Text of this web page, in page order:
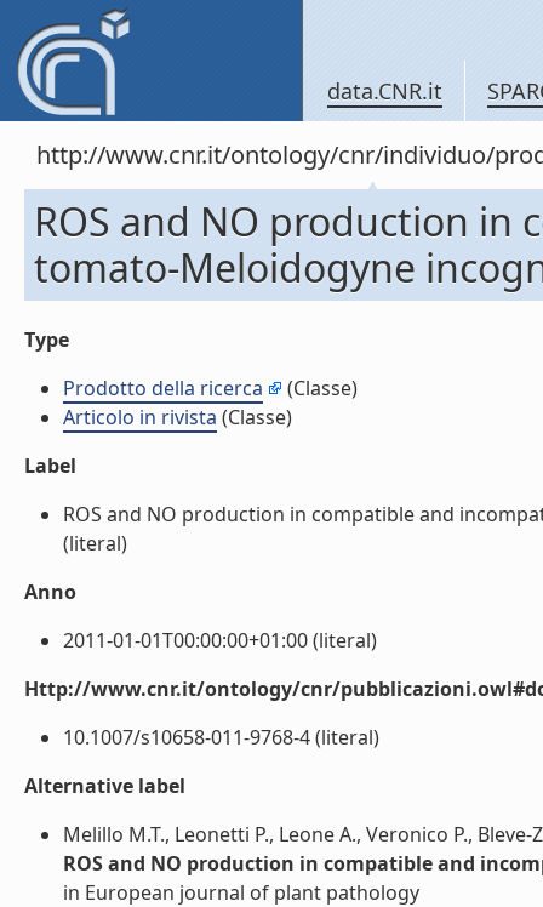
data.CNR.it
http://www.cnr.it/ontology/cnr/individuo/
ROS and NO production
tomato-Meloidogyne
Type
Prodotto della ricerca
(Classe)
Articolo in rivista (Classe)
Label
ROS and NO production in compatible and
(literal)
Anno
2011-01-01T00:00:00+01:00 (literal)
Http://www.cnr.it/ontology/cnr/
10.1007/s10658-011-9768-4 (literal)
Alternative label
Melillo M.T., Leonetti P., Leone A., Veronico P., Bleve-
ROS and NO production in compatible and
in European journal of plant pathology